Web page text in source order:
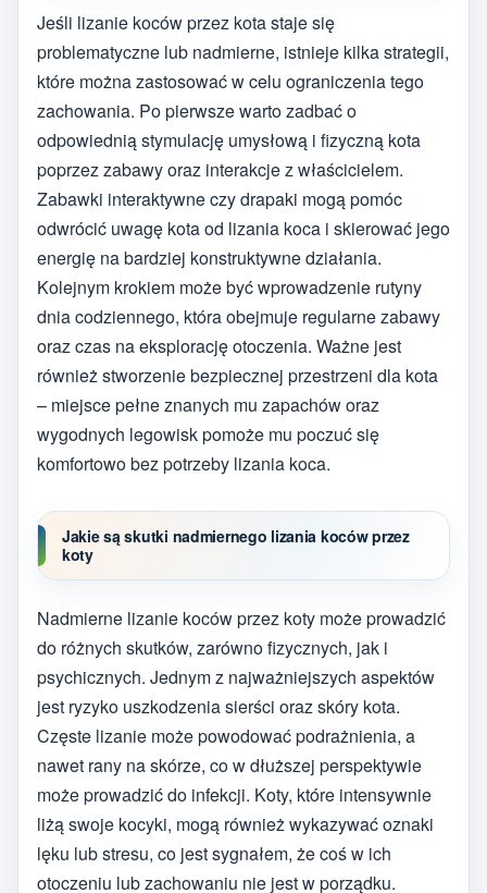
Jeśli lizanie koców przez kota staje się
problematyczne lub nadmierne, istnieje kilka strategii,
które można zastosować w celu ograniczenia tego
zachowania. Po pierwsze warto zadbać o
odpowiednią stymulację umysłową i fizyczną kota
poprzez zabawy oraz interakcje z właścicielem.
Zabawki interaktywne czy drapaki mogą pomóc
odwrócić uwagę kota od lizania koca i skierować jego
energię na bardziej konstruktywne działania.
Kolejnym krokiem może być wprowadzenie rutyny
dnia codziennego, która obejmuje regularne zabawy
oraz czas na eksplorację otoczenia. Ważne jest
również stworzenie bezpiecznej przestrzeni dla kota
– miejsce pełne znanych mu zapachów oraz
wygodnych legowisk pomoże mu poczuć się
komfortowo bez potrzeby lizania koca.
Jakie są skutki nadmiernego lizania koców przez
koty
Nadmierne lizanie koców przez koty może prowadzić
do różnych skutków, zarówno fizycznych, jak i
psychicznych. Jednym z najważniejszych aspektów
jest ryzyko uszkodzenia sierści oraz skóry kota.
Częste lizanie może powodować podrażnienia, a
nawet rany na skórze, co w dłuższej perspektywie
może prowadzić do infekcji. Koty, które intensywnie
liżą swoje kocyki, mogą również wykazywać oznaki
lęku lub stresu, co jest sygnałem, że coś w ich
otoczeniu lub zachowaniu nie jest w porządku.